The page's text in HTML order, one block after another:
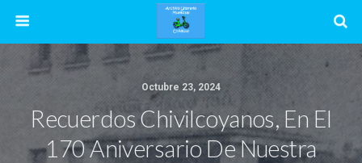
Octubre 23, 2024
Recuerdos Chivilcoyanos, En El
170 Aniversario De Nuestra